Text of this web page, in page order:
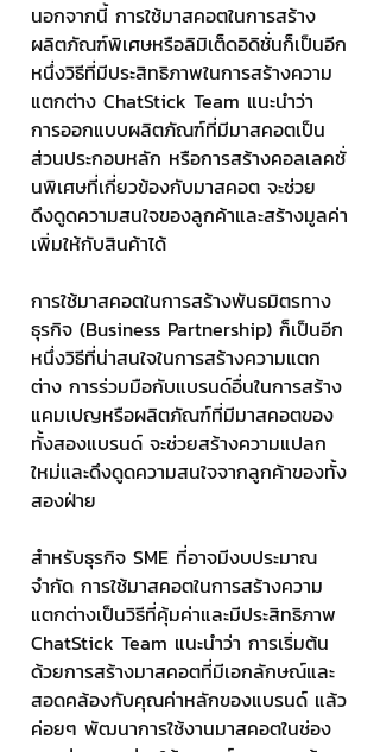
นอกจากนี้ การใช้มาสคอตในการสร้าง
ผลิตภัณฑ์พิเศษหรือลิมิเต็ดอิดิชั่นก็เป็นอีก
หนึ่งวิธีที่มีประสิทธิภาพในการสร้างความ
แตกต่าง ChatStick Team แนะนำว่า
การออกแบบผลิตภัณฑ์ที่มีมาสคอตเป็น
ส่วนประกอบหลัก หรือการสร้างคอลเลคชั่
นพิเศษที่เกี่ยวข้องกับมาสคอต จะช่วย
ดึงดูดความสนใจของลูกค้าและสร้างมูลค่า
เพิ่มให้กับสินค้าได้
การใช้มาสคอตในการสร้างพันธมิตรทาง
ธุรกิจ (Business Partnership) ก็เป็นอีก
หนึ่งวิธีที่น่าสนใจในการสร้างความแตก
ต่าง การร่วมมือกับแบรนด์อื่นในการสร้าง
แคมเปญหรือผลิตภัณฑ์ที่มีมาสคอตของ
ทั้งสองแบรนด์ จะช่วยสร้างความแปลก
ใหม่และดึงดูดความสนใจจากลูกค้าของทั้ง
สองฝ่าย
สำหรับธุรกิจ SME ที่อาจมีงบประมาณ
จำกัด การใช้มาสคอตในการสร้างความ
แตกต่างเป็นวิธีที่คุ้มค่าและมีประสิทธิภาพ
ChatStick Team แนะนำว่า การเริ่มต้น
ด้วยการสร้างมาสคอตที่มีเอกลักษณ์และ
สอดคล้องกับคุณค่าหลักของแบรนด์ แล้ว
ค่อยๆ พัฒนาการใช้งานมาสคอตในช่อง